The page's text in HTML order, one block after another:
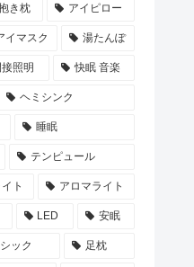
き枕 アイピロー
イマスク 湯たんぽ
照明 快眠 音楽
ヘミシンク
睡眠
テンピュール
ト アロマライト
LED 安眠
ック 足枕